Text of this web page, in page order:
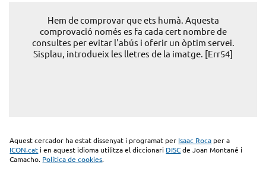
Hem de comprovar que ets humà. Aquesta
comprovació només es fa cada cert nombre de
consultes per evitar l'abús i oferir un òptim servei.
Sisplau, introdueix les lletres de la imatge. [Err54]
Aquest cercador ha estat dissenyat i programat per Isaac Roca per a
ICON.cat i en aquest idioma utilitza el diccionari DISCde Joan Montané i
Camacho. Política de cookies.